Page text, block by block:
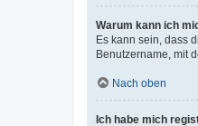
Warum kann ich
Es kann sein, dass
Benutzername, mit
Nach oben
Ich habe mich